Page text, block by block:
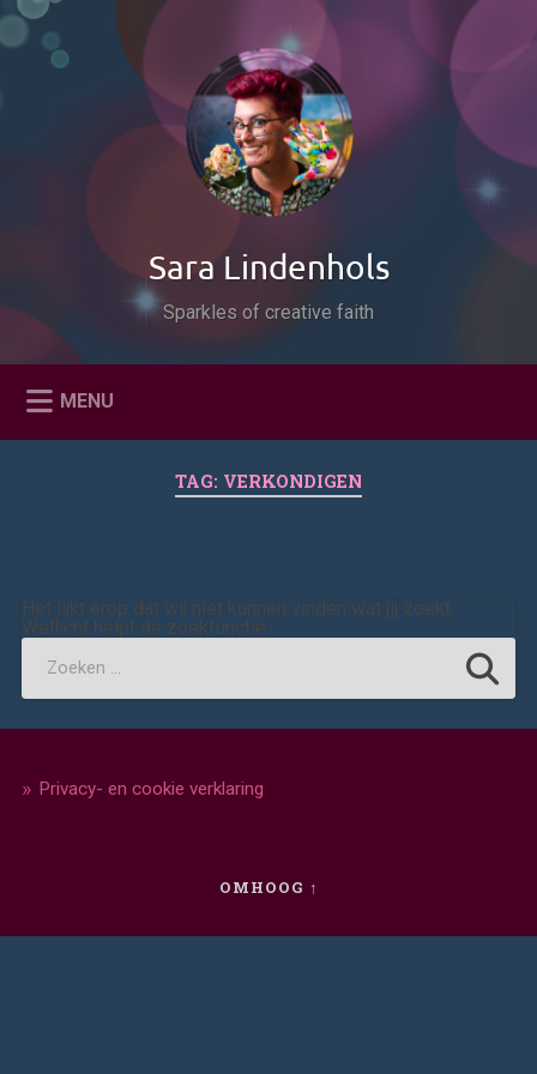
Naar
inhoud
Zoeken
Sara Lindenhols
Sparkles of creative faith
MENU
TAG: VERKONDIGEN
Het lijkt erop dat wij niet kunnen vinden wat jij zoekt.
Wellicht helpt de zoekfunctie.
Privacy- en cookie verklaring
OMHOOG ↑